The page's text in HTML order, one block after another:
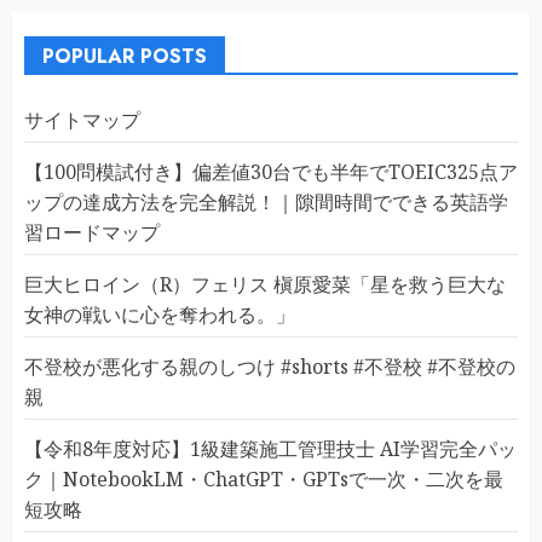
POPULAR POSTS
サイトマップ
【100問模試付き】偏差値30台でも半年でTOEIC325点ア
ップの達成方法を完全解説！｜隙間時間でできる英語学
習ロードマップ
巨大ヒロイン（R）フェリス 槇原愛菜「星を救う巨大な
女神の戦いに心を奪われる。」
不登校が悪化する親のしつけ #shorts #不登校 #不登校の
親
【令和8年度対応】1級建築施工管理技士 AI学習完全パッ
ク｜NotebookLM・ChatGPT・GPTsで一次・二次を最
短攻略